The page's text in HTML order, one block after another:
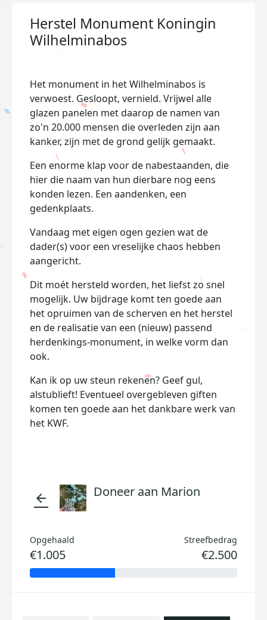
Herstel Monument Koningin
Wilhelminabos
Het monument in het Wilhelminabos is
verwoest. Gesloopt, vernield. Vrijwel alle
glazen panelen met daarop de namen van
zo'n 20.000 mensen die overleden zijn aan
kanker, zijn met de grond gelijk gemaakt.
Een enorme klap voor de nabestaanden, die
hier die naam van hun dierbare nog eens
konden lezen. Een aandenken, een
gedenkplaats.
Vandaag met eigen ogen gezien wat de
dader(s) voor een vreselijke chaos hebben
aangericht.
Dit moét hersteld worden, het liefst zo snel
mogelijk. Uw bijdrage komt ten goede aan
het opruimen van de scherven en het herstel
en de realisatie van een (nieuw) passend
herdenkings-monument, in welke vorm dan
ook.
Kan ik op uw steun rekenen? Geef gul,
alstublieft! Eventueel overgebleven giften
komen ten goede aan het dankbare werk van
het KWF.
arrow_back Doneer aan Marion
Opgehaald
€1.005
Streefbedrag
€2.500